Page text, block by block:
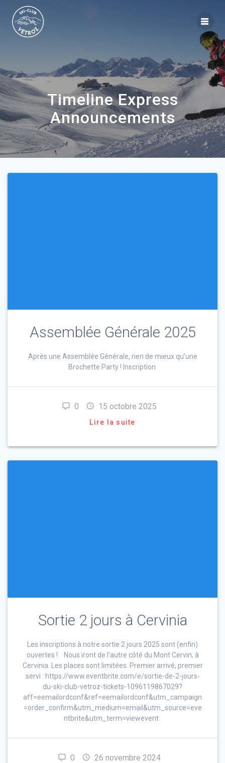
Timeline Express
Announcements
Assemblée Générale 2025
Après une Assemblée Générale, rien de mieux qu’une
Brochette Party ! Inscription
0 15 octobre 2025
Lire la suite
Sortie 2 jours à Cervinia
Les inscriptions à notre sortie 2 jours 2025 sont (enfin)
ouvertes ! Nous iront de l’autre côté du Mont Cervin, à
Cervinia. Les places sont limitées. Premier arrivé, premier
servi : https://www.eventbrite.com/e/sortie-de-2-jours-
du-ski-club-vetroz-tickets-1096119867029?
aff=eemailordconf&ref=eemailordconf&utm_campaign
=order_confirm&utm_medium=email&utm_source=eve
ntbrite&utm_term=viewevent
0 26 novembre 2024